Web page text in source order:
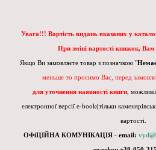
Увага!!! Вартість видань вказаних у
При зміні вартості книжок,
Якщо Ви замовляєте товар з позначкою "Немає
меньше то просимо Вас, перед
для уточнення наявності книги ,
електронної версії e-book(тільки
вартості.
ОФіЦІЙНА КОМУНІКАЦІЯ - email: